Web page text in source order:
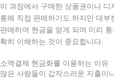
이 과정에서 구매한 상품권이나
통해 직접 판매하기도 하지만 대
판매하여 현금을 얻게 되며 미리
확히 이해하는 것이 중요합니다.
소액결제 현금화를 이용하는 이유
많은 사람들이 갑작스러운 지출이